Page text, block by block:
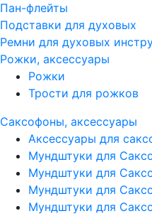
Пан-флейты
Подставки для духовых
Ремни для духовых
Рожки, аксессуары
Рожки
Трости для рожков
Саксофоны, аксессуары
Аксессуары для
Мундштуки для
Мундштуки для
Мундштуки для
Мундштуки для